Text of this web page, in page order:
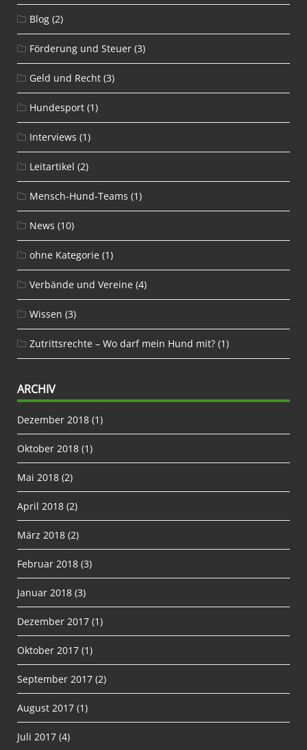
Blog (2)
Förderung und Steuer (3)
Geld und Recht (3)
Hundesport (1)
Interviews (1)
Leitartikel (2)
Mensch-Hund-Teams (1)
News (10)
ohne Kategorie (1)
Verbände und Vereine (4)
Wissen (3)
Zutrittsrechte – Wo darf mein Hund mit? (1)
ARCHIV
Dezember 2018 (1)
Oktober 2018 (1)
Mai 2018 (2)
April 2018 (2)
März 2018 (2)
Februar 2018 (3)
Januar 2018 (3)
Dezember 2017 (1)
Oktober 2017 (1)
September 2017 (2)
August 2017 (1)
Juli 2017 (4)